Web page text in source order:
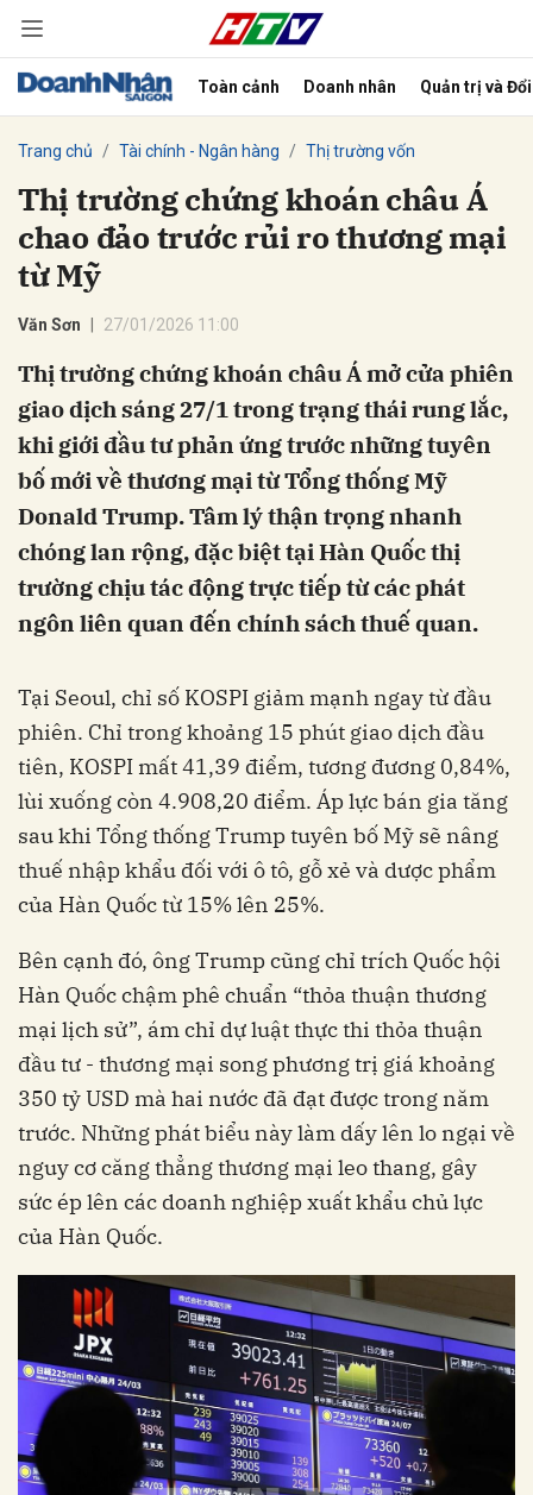
Toàn cảnh Doanh nhân Quản trị và
Trang chủ Tài chính - Ngân hàng Thị trường vốn
Thị trường chứng khoán châu Á
chao đảo trước rủi ro thương mại
từ Mỹ
Văn Sơn 27/01/2026 11:00
Thị trường chứng khoán châu Á mở cửa phiên
giao dịch sáng 27/1 trong trạng thái rung lắc,
khi giới đầu tư phản ứng trước những tuyên
bố mới về thương mại từ Tổng thống Mỹ
Donald Trump. Tâm lý thận trọng nhanh
chóng lan rộng, đặc biệt tại Hàn Quốc thị
trường chịu tác động trực tiếp từ các phát
ngôn liên quan đến chính sách thuế quan.
Tại Seoul, chỉ số KOSPI giảm mạnh ngay từ đầu
phiên. Chỉ trong khoảng 15 phút giao dịch đầu
tiên, KOSPI mất 41,39 điểm, tương đương 0,84%,
lùi xuống còn 4.908,20 điểm. Áp lực bán gia tăng
sau khi Tổng thống Trump tuyên bố Mỹ sẽ nâng
thuế nhập khẩu đối với ô tô, gỗ xẻ và dược phẩm
của Hàn Quốc từ 15% lên 25%.
Bên cạnh đó, ông Trump cũng chỉ trích Quốc hội
Hàn Quốc chậm phê chuẩn “thỏa thuận thương
mại lịch sử”, ám chỉ dự luật thực thi thỏa thuận
đầu tư - thương mại song phương trị giá khoảng
350 tỷ USD mà hai nước đã đạt được trong năm
trước. Những phát biểu này làm dấy lên lo ngại về
nguy cơ căng thẳng thương mại leo thang, gây
sức ép lên các doanh nghiệp xuất khẩu chủ lực
của Hàn Quốc.